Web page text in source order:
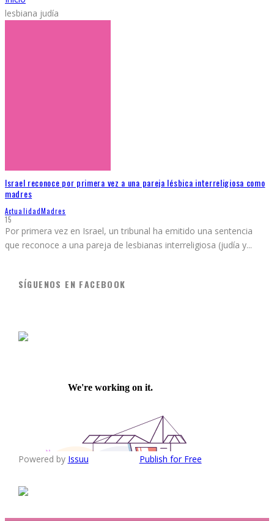
lesbiana judía
Israel reconoce por primera vez a una pareja lésbica interreligiosa como
madres
ActualidadMadres
15
Por primera vez en Israel, un tribunal ha emitido una sentencia
que reconoce a una pareja de lesbianas interreligiosa (judía y...
SÍGUENOS EN FACEBOOK
Powered by Issuu Publish for Free